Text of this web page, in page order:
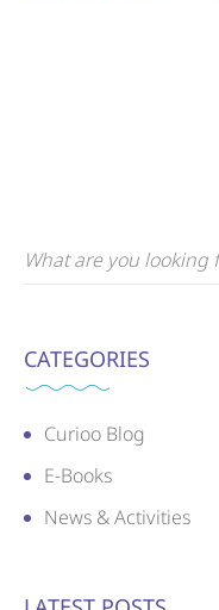
CATEGORIES
Curioo Blog
E-Books
News & Activities